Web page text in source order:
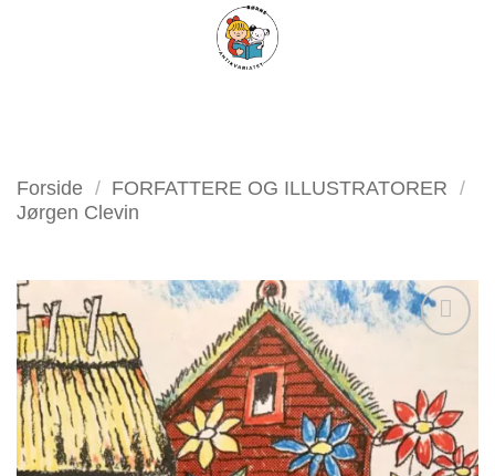
FILTER
Forside / FORFATTERE OG ILLUSTRATORER /
Jørgen Clevin
favorit